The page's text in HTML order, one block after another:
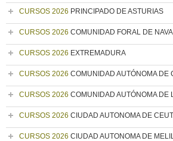
CURSOS 2026 PRINCIPADO DE ASTURIAS
CURSOS 2026 COMUNIDAD FORAL DE
CURSOS 2026 EXTREMADURA
CURSOS 2026 COMUNIDAD AUTÓNOMA DE
CURSOS 2026 COMUNIDAD AUTÓNOMA DE
CURSOS 2026 CIUDAD AUTONOMA DE
CURSOS 2026 CIUDAD AUTONOMA DE